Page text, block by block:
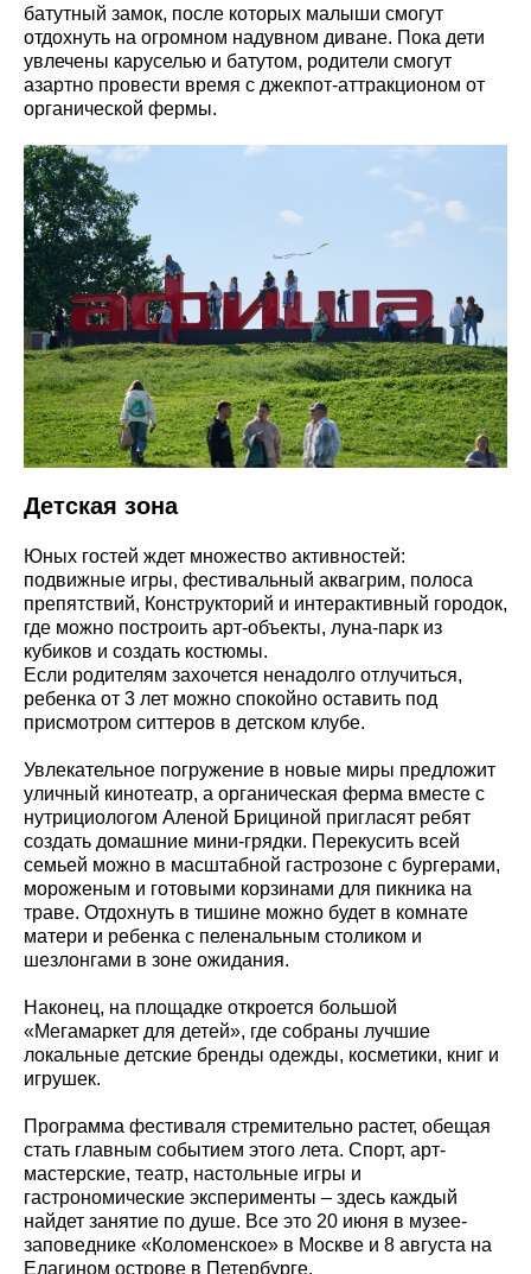
батутный замок, после которых малыши смогут
отдохнуть на огромном надувном диване. Пока дети
увлечены каруселью и батутом, родители смогут
азартно провести время с джекпот-аттракционом от
органической фермы.
Детская зона
Юных гостей ждет множество активностей:
подвижные игры, фестивальный аквагрим, полоса
препятствий, Конструкторий и интерактивный городок,
где можно построить арт-объекты, луна-парк из
кубиков и создать костюмы.
Если родителям захочется ненадолго отлучиться,
ребенка от 3 лет можно спокойно оставить под
присмотром ситтеров в детском клубе.
Увлекательное погружение в новые миры предложит
уличный кинотеатр, а органическая ферма вместе с
нутрициологом Аленой Брициной пригласят ребят
создать домашние мини-грядки. Перекусить всей
семьей можно в масштабной гастрозоне с бургерами,
мороженым и готовыми корзинами для пикника на
траве. Отдохнуть в тишине можно будет в комнате
матери и ребенка с пеленальным столиком и
шезлонгами в зоне ожидания.
Наконец, на площадке откроется большой
«Мегамаркет для детей», где собраны лучшие
локальные детские бренды одежды, косметики, книг и
игрушек.
Программа фестиваля стремительно растет, обещая
стать главным событием этого лета. Спорт, арт-
мастерские, театр, настольные игры и
гастрономические эксперименты – здесь каждый
найдет занятие по душе. Все это 20 июня в музее-
заповеднике «Коломенское» в Москве и 8 августа на
Елагином острове в Петербурге.